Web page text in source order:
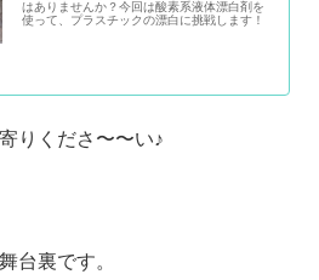
はありませんか？今回は酸素系液体漂白剤を
使って、プラスチックの漂白に挑戦します！
りくださ〜〜い♪
台裏です。